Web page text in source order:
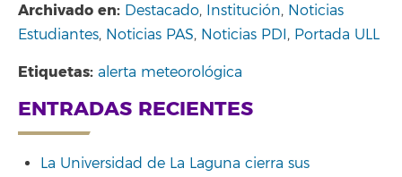
Archivado en: Destacado, Institución, Noticias
Estudiantes, Noticias PAS, Noticias PDI, Portada ULL
Etiquetas: alerta meteorológica
ENTRADAS RECIENTES
La Universidad de La Laguna cierra sus